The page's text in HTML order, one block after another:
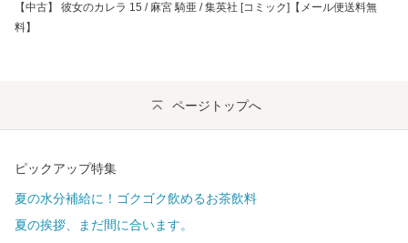
【中古】 彼女のカレラ 15 / 麻宮 騎亜 / 集英社 [コミック]【メール便送料無
料】
ページトップへ
ピックアップ特集
夏の水分補給に！ゴクゴク飲めるお茶飲料
夏の挨拶、まだ間に合います。